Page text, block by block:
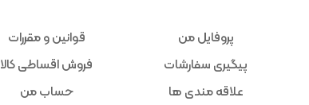
پروفایل من
پیگیری سفارشات
علاقه مندی ها
قوانین و مقررات
فروش اقساطی کالا
حساب من